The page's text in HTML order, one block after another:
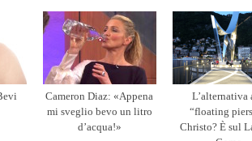
Cameron Diaz: «Appena
mi sveglio bevo un litro
d’acqua!»
L’alternativa
“floating
Christo? È sul